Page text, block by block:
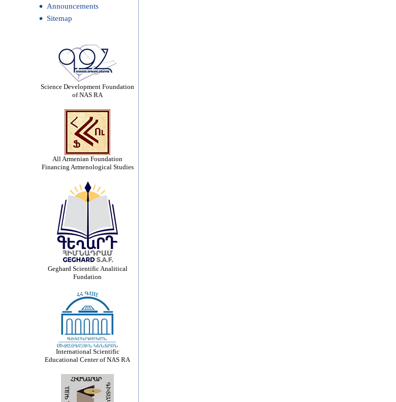
Announcements
Sitemap
Science Development Foundation
of NAS RA
All Armenian Foundation
Financing Armenological Studies
Geghard Scientific Analitical
Fundation
International Scientific
Educational Center of NAS RA